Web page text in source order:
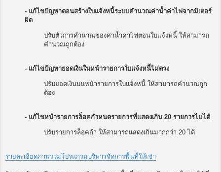
- แก้ไขปัญหาตอนสร้างใบแจ้งหนี้ระบบคำนวณค่าน้ำค่าไฟจากมิเตอร์
ผิด
ปรับตัวการคำนวณของค่าน้ำค่าไฟตอนใบแจ้งหนี้ ให้สามารถ
คำนวณถูกต้อง
- แก้ไขปัญหายอดเงินในหน้ารายการใบแจ้งหนี้ไม่ตรง
ปรับยอดเงินบนหน้ารายการใบแจ้งหนี้ ให้สามารถคำนวณถูก
ต้อง
- แก้ไขหน้ารายการล็อคกำหนดรายการที่แสดงเกิน 20 รายการไม่ได้
ปรับรายการล็อคถ้า ให้สามารถแสดงเกินมากกว่า 20 ได้
รายละเอียดภาพรวมโปรแกรมบริหารจัดการพื้นที่ให้เช่า